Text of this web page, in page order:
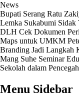
News
Bupati Serang Ratu
Lemka Sukabumi Sidak
DLH Cek Dokumen
Maps untuk UMKM
Branding Jadi
Mang Suhe Seminar
Sekolah dalam
Menu Sidebar